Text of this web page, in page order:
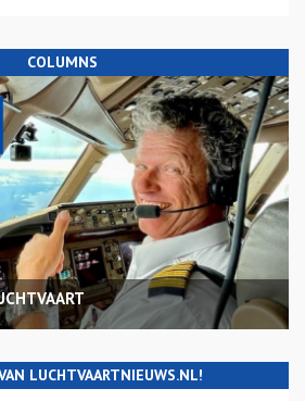
COLUMNS
LUCHTVAARTNIEUWS.NL!